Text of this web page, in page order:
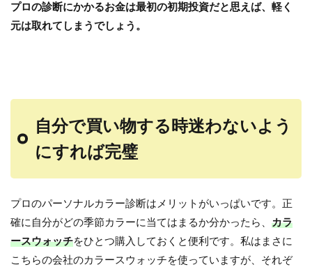
プロの診断にかかるお金は最初の初期投資だと思えば、軽く
元は取れてしまうでしょう。
自分で買い物する時迷わないよう
にすれば完璧
プロのパーソナルカラー診断はメリットがいっぱいです。正
確に自分がどの季節カラーに当てはまるか分かったら、 カラ
ースウォッチをひとつ購入しておくと便利です。私はまさに
こちらの会社のカラースウォッチを使っていますが、それぞ